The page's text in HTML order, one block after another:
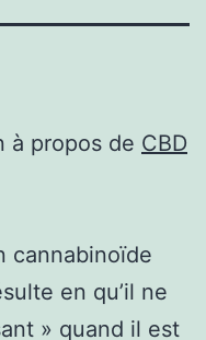
à propos de CBD
cannabinoïde
en qu’il ne
» quand il est